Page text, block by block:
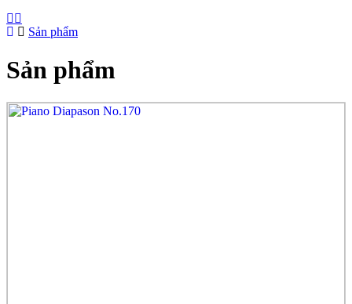
Sản phẩm
Sản phẩm